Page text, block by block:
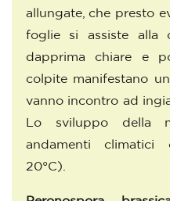
allungate, che presto
foglie si assiste alla
dapprima chiare e
colpite manifestano
vanno incontro ad
Lo sviluppo della
andamenti
20°C).